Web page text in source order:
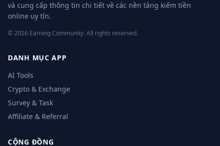
và cung cấp thông tin chi tiết về các nền tảng kiếm tiền
online uy tín.
© 2026 Earning Community. All rights reserved.
DANH MỤC APP
AI Tools
Crypto & Exchange
Survey & Task
Affiliate & Referral
CỘNG ĐỒNG